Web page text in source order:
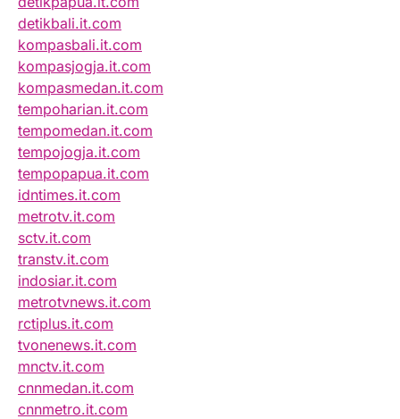
detikbali.it.com
kompasbali.it.com
kompasjogja.it.com
kompasmedan.it.com
tempoharian.it.com
tempomedan.it.com
tempojogja.it.com
tempopapua.it.com
idntimes.it.com
metrotv.it.com
sctv.it.com
transtv.it.com
indosiar.it.com
metrotvnews.it.com
rctiplus.it.com
tvonenews.it.com
mnctv.it.com
cnnmedan.it.com
cnnmetro.it.com